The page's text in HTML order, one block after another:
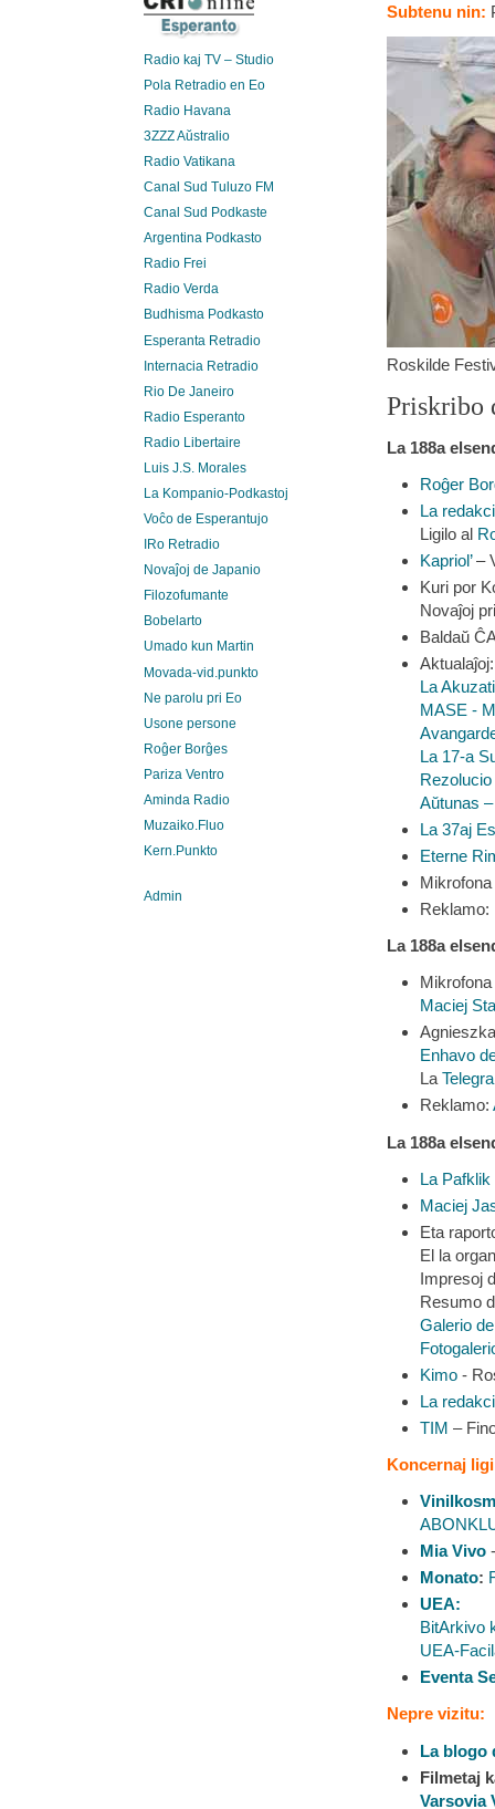
Subtenu nin:
Roskilde
Priskribo
La 188a
Roĝer
La
Ligilo al
Kapriol’–
Kuri por
Novaĵoj
Baldaŭ
Aktualaĵoj:
La
MASE -
La 17-a
Aŭtunas
La 37aj
Eterne
Reklamo:
La 188a
Maciej
Enhavo
La
Reklamo:
La 188a
La Pafklik
Maciej
Eta
El la
Impresoj
Resumo
Galerio
Kimo -
La
TIM –
Koncernaj
Mia Vivo
Monato:
UEA:
BitArkivo
UEA-
Eventa
Nepre vizitu:
La blogo
Filmetaj
Varsovia
Radio kaj TV – Studio
Pola Retradio en Eo
Radio Havana
3ZZZ Aŭstralio
Radio Vatikana
Canal Sud Tuluzo FM
Canal Sud Podkaste
Argentina Podkasto
Radio Frei
Radio Verda
Budhisma Podkasto
Esperanta Retradio
Internacia Retradio
Rio De Janeiro
Radio Esperanto
Radio Libertaire
Luis J.S. Morales
La Kompanio-Podkastoj
Voĉo de Esperantujo
IRo Retradio
Novaĵoj de Japanio
Filozofumante
Bobelarto
Umado kun Martin
Movada-vid.punkto
Ne parolu pri Eo
Usone persone
Roĝer Borĝes
Pariza Ventro
Aminda Radio
Muzaiko.Fluo
Kern.Punkto
Admin